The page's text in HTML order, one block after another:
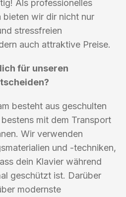
Als professionelles
bieten wir dir nicht nur
stressfreien
auch attraktive Preise.
für unseren
besteht aus geschulten
mit dem Transport
Wir verwenden
und -techniken,
dein Klavier während
geschützt ist. Darüber
modernste